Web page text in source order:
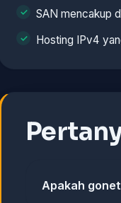
SAN mencakup
Hosting IPv4
Apakah